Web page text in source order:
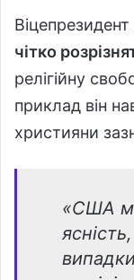
чітко
релігійну
приклад він
християни
«США